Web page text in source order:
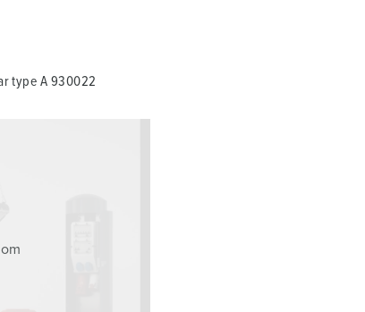
type A 930022